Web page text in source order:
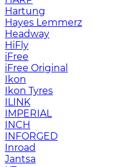
Hartung
Hayes Lemmerz
Headway
HiFly
iFree
iFree Original
Ikon
Ikon Tyres
ILINK
IMPERIAL
INCH
INFORGED
Inroad
Jantsa